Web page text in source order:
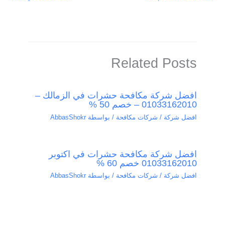
Related Posts
افضل شركة مكافحة حشرات في الزمالك –
01033162010 – خصم 50 %
افضل شركة / شركات مكافحة / بواسطة AbbasShokr
افضل شركة مكافحة حشرات في اكتوبر
01033162010 خصم 60 %
افضل شركة / شركات مكافحة / بواسطة AbbasShokr